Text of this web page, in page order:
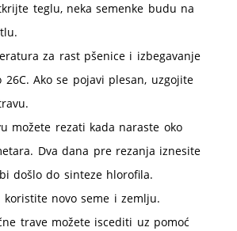
teglu, neka semenke budu na
za rast pšenice i izbegavanje
26C. Ako se pojavi plesan, uzgojite
možete rezati kada naraste oko
Dva dana pre rezanja iznesite
došlo do sinteze hlorofila.
novo seme i zemlju.
trave možete iscediti uz pomoć